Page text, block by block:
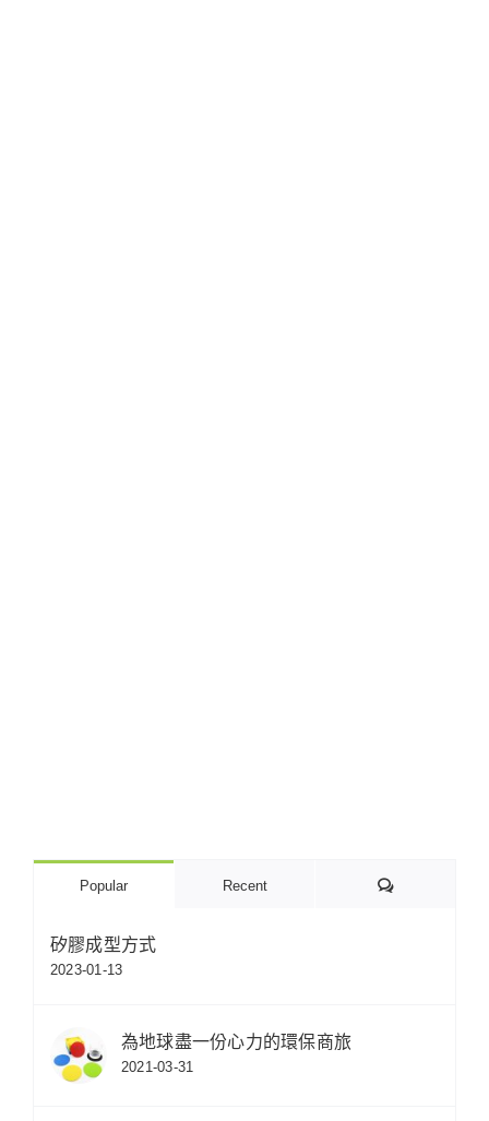
Popular Recent Comments
矽膠成型方式
2023-01-13
為地球盡一份心力的環保商旅
2021-03-31